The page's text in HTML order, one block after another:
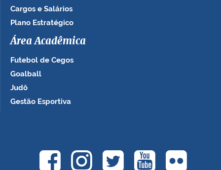
Cargos e Salários
Plano Estratégico
Área Acadêmica
Futebol de Cegos
Goalball
Judô
Gestão Esportiva